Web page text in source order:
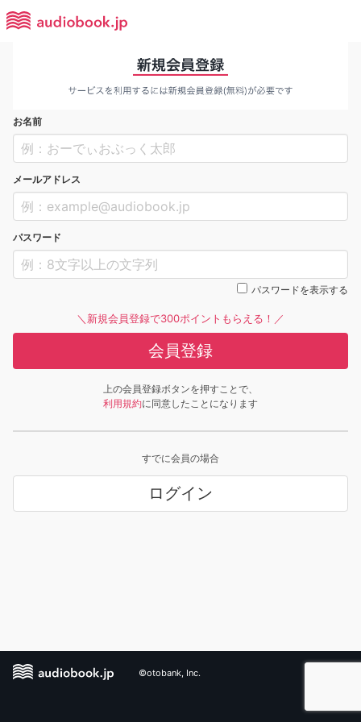
お名前
メールアドレス
パスワード
パスワードを表示する
＼新規会員登録で300ポイントもらえる！／
会員登録
上の会員登録ボタンを押すことで、
利用規約に同意したことになります
すでに会員の場合
ログイン
©otobank, Inc.